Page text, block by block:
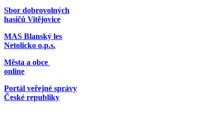
Sbor dobrovolných
hasičů Vitějovice
MAS Blanský les
Netolicko o.p.s.
Města a obce
online
Portál veřejné správy
České republiky